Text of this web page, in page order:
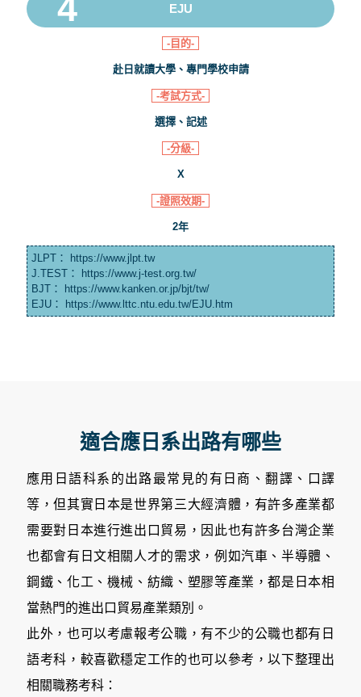
EJU
-目的-
赴日就讀大學、專門學校申請
-考試方式-
選擇、記述
-分級-
X
-證照效期-
2年
JLPT：
https://www.jlpt.tw
J.TEST：
https://www.j-test.org.tw/
BJT：
https://www.kanken.or.jp/bjt/tw/
EJU：
https://www.lttc.ntu.edu.tw/EJU.htm
適合應日系出路有哪些
應用日語科系的出路最常見的有日商、翻譯、口譯
等，但其實日本是世界第三大經濟體，有許多產業都
需要對日本進行進出口貿易，因此也有許多台灣企業
也都會有日文相關人才的需求，例如汽車、半導體、
鋼鐵、化工、機械、紡織、塑膠等產業，都是日本相
當熱門的進出口貿易產業類別。
此外，也可以考慮報考公職，有不少的公職也都有日
語考科，較喜歡穩定工作的也可以參考，以下整理出
相關職務考科：